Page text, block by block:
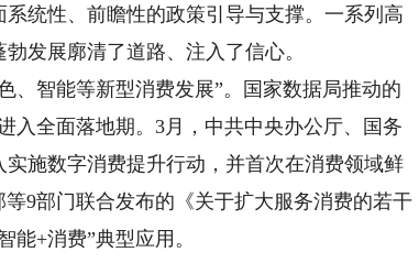
统性、前瞻性的政策引导与支撑。一系列高
发展廓清了道路、注入了信心。
智能等新型消费发展”。国家数据局推动的
入全面落地期。3月，中共中央办公厅、国务
施数字消费提升行动，并首次在消费领域鲜
9部门联合发布的《关于扩大服务消费的若干
+消费”典型应用。